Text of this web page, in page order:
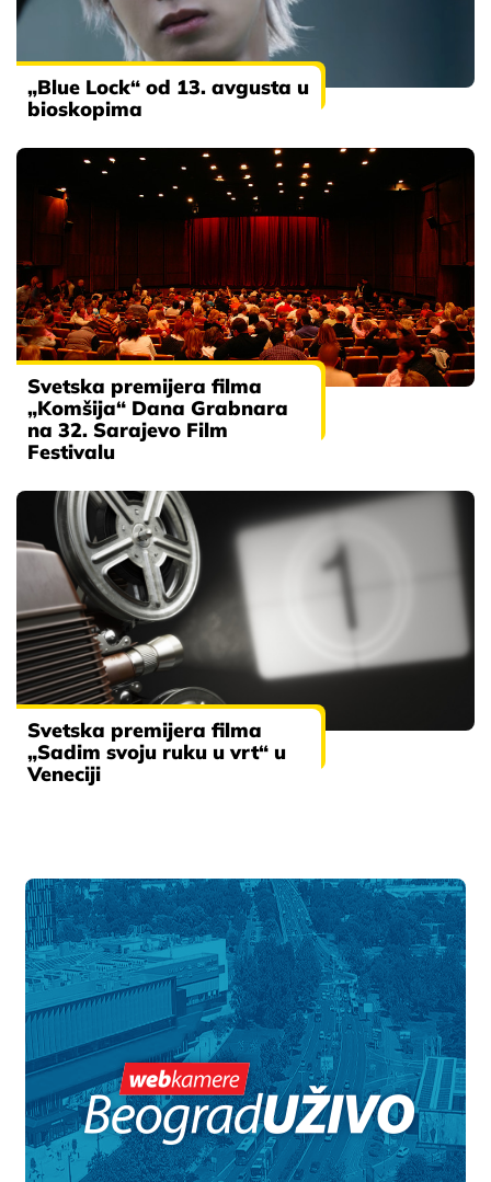
„Blue Lock“ od 13. avgusta u
bioskopima
Svetska premijera filma
„Komšija“ Dana Grabnara
na 32. Sarajevo Film
Festivalu
Svetska premijera filma
„Sadim svoju ruku u vrt“ u
Veneciji